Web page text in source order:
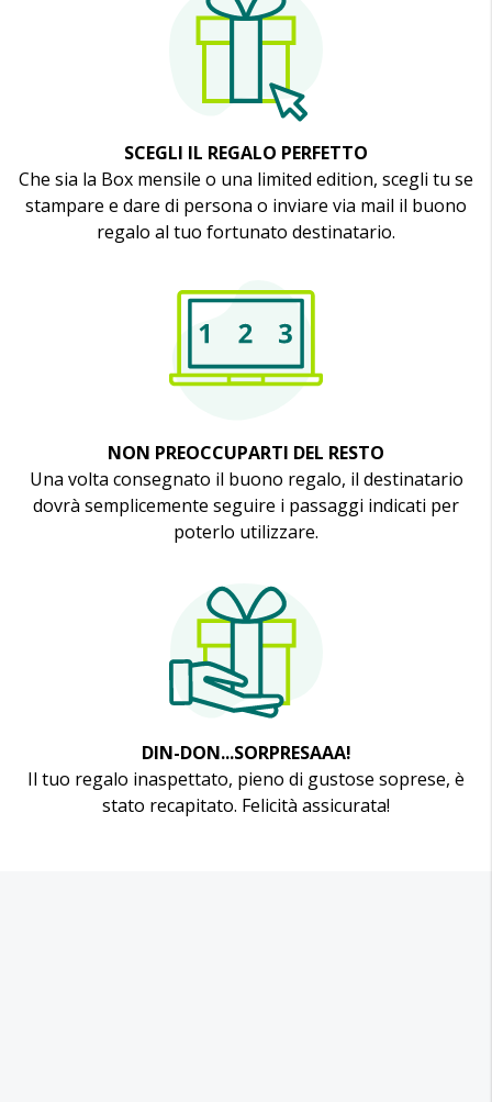
SCEGLI IL REGALO PERFETTO
Che sia la Box mensile o una limited edition, scegli tu se
stampare e dare di persona o inviare via mail il buono
regalo al tuo fortunato destinatario.
NON PREOCCUPARTI DEL RESTO
Una volta consegnato il buono regalo, il destinatario
dovrà semplicemente seguire i passaggi indicati per
poterlo utilizzare.
DIN-DON...SORPRESAAA!
Il tuo regalo inaspettato, pieno di gustose soprese, è
stato recapitato. Felicità assicurata!